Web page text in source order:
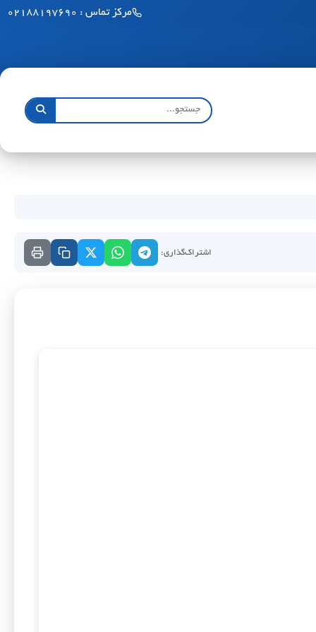
مرکز تماس : ۰۲۱۸۸۱۹۷۶۹۰
اشتراک‌گذاری: